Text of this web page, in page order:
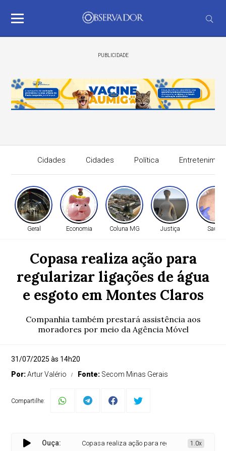
PUBLICIDADE
Cidades Cidades Política
Geral Economia Coluna MG Justiça Saúde
Copasa realiza ação para
regularizar ligações de água
e esgoto em Montes Claros
Companhia também prestará assistência aos
moradores por meio da Agência Móvel
31/07/2025 às 14h20
Por:Artur Valério Fonte: Secom Minas Gerais
Compartilhe:
Ouça: Copasa realiza ação para regularizar ligações de
1.0x